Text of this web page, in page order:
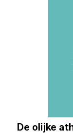
De olijke